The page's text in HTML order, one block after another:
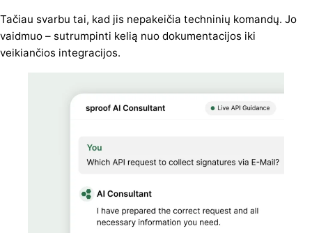
Tačiau svarbu tai, kad jis nepakeičia techninių komandų. Jo
vaidmuo – sutrumpinti kelią nuo dokumentacijos iki
veikiančios integracijos.